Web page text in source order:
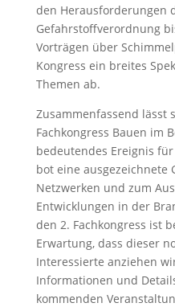
den Herausforderungen
Gefahrstoffverordnung
Vorträgen über
Kongress ein breites
Themen ab.
Zusammenfassend lässt
Fachkongress Bauen im
bedeutendes Ereignis
bot eine ausgezeichnete
Netzwerken und zum
Entwicklungen in der
den 2. Fachkongress ist
Erwartung, dass dieser
Interessierte anziehen
Informationen und
kommenden